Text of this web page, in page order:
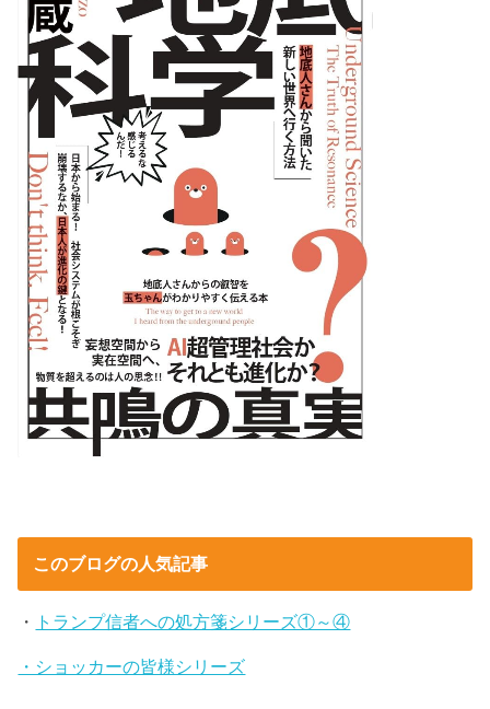
このブログの人気記事
・ トランプ信者への処方箋シリーズ①～④
・ショッカーの皆様シリーズ